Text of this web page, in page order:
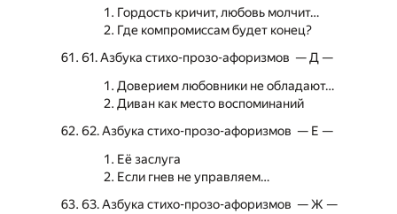
Гордость кричит, любовь молчит…
Где компромиссам будет конец?
61. Азбука стихо-прозо-афоризмов — Д —
Доверием любовники не обладают…
Диван как место воспоминаний
62. Азбука стихо-прозо-афоризмов — Е —
Её заслуга
Если гнев не управляем…
63. Азбука стихо-прозо-афоризмов — Ж —